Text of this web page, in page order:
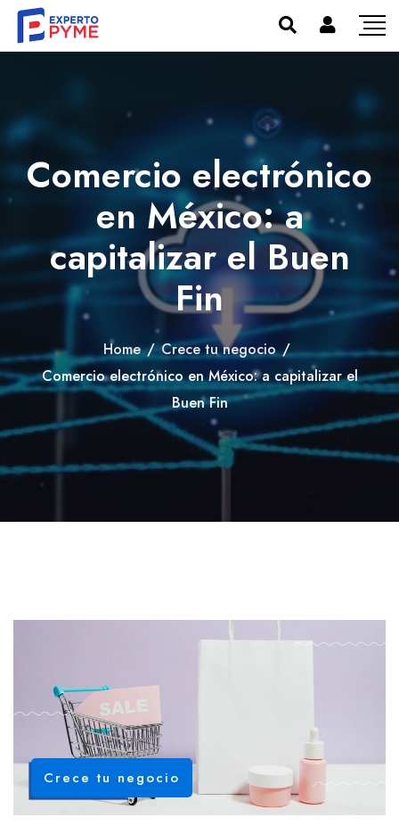
Comercio electrónico
en México: a
capitalizar el Buen
Fin
Home / Crece tu negocio /
Comercio electrónico en México: a capitalizar el
Buen Fin
Crece tu negocio